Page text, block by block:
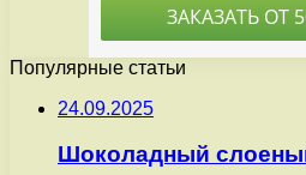
Популярные статьи
24.09.2025
Шоколадный